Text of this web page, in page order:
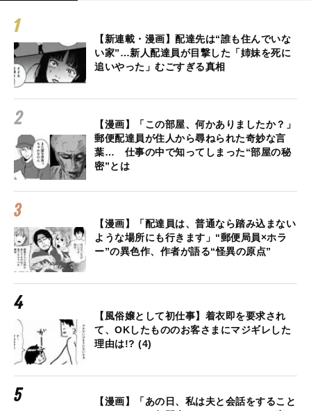
【新連載・漫画】配達先は“誰も住んでいな
い家”…新人配達員が目撃した「姉妹を死に
追いやった」むごすぎる真相
【漫画】「この部屋、何かありましたか？」
郵便配達員が住人から尋ねられた奇妙な言
葉… 仕事の中で知ってしまった“部屋の秘
密”とは
【漫画】「配達員は、普通なら踏み込まない
ような場所にも行きます」“郵便局員×ホラ
ー”の異色作、作者が語る“怪異の原点”
【風俗嬢として初仕事】着衣即を要求され
て、OKしたもののお客さまにマジギレした
理由は!? (4)
【漫画】「あの日、私は夫と会話をすること